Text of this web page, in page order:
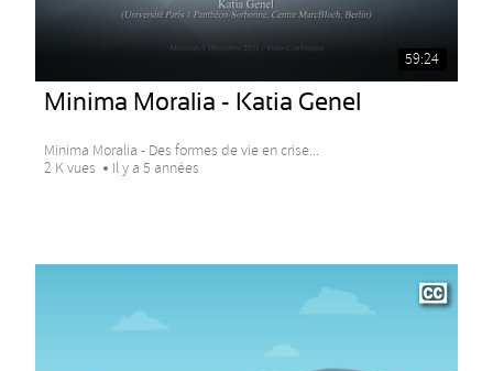
59:24
Minima Moralia - Katia Genel
Minima Moralia - Des formes de vie en crise...
2 K vues
Il y a 5 années